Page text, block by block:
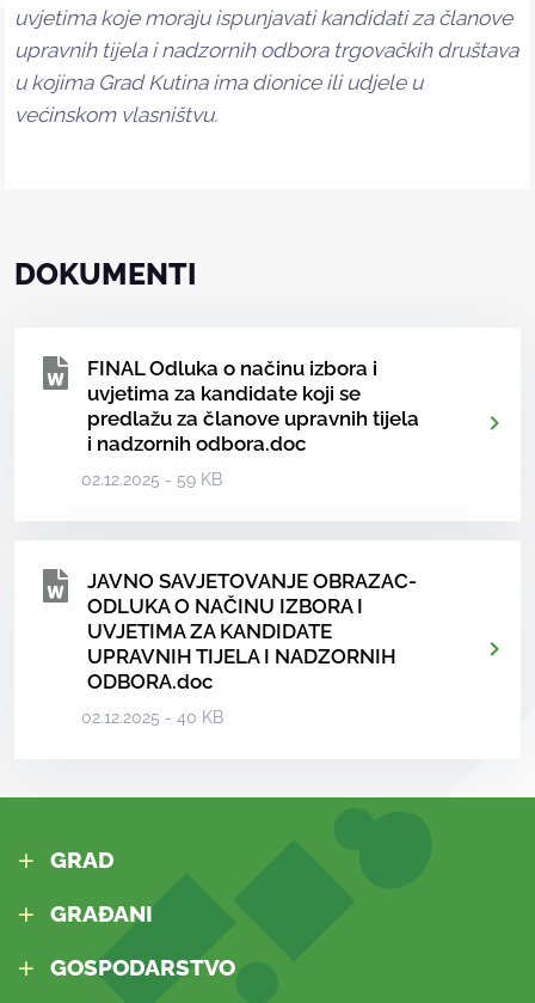
uvjetima koje moraju ispunjavati kandidati za članove
upravnih tijela i nadzornih odbora trgovačkih društava
u kojima Grad Kutina ima dionice ili udjele u
većinskom vlasništvu.
DOKUMENTI
FINAL Odluka o načinu izbora i
uvjetima za kandidate koji se
predlažu za članove upravnih tijela
i nadzornih odbora.doc
02.12.2025 - 59 KB
JAVNO SAVJETOVANJE OBRAZAC-
ODLUKA O NAČINU IZBORA I
UVJETIMA ZA KANDIDATE
UPRAVNIH TIJELA I NADZORNIH
ODBORA.doc
02.12.2025 - 40 KB
GRAD
GRAĐANI
GOSPODARSTVO